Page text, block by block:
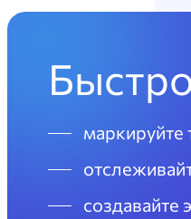
маркируйте
создавайте